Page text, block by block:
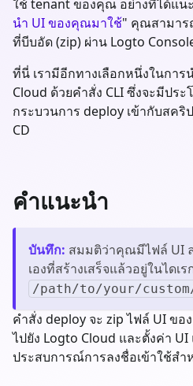
ใช้ tenant ของคุณ อย่างที่ได้แน
นำ UI ของคุณมาใช้" คุณสามาร
ที่บีบอัด (zip) ผ่าน Logto
ที่นี่ เรามีอีกทางเลือกหนึ่งในกา
Cloud ด้วยคำสั่ง CLI ซึ่งจะมีปร
กระบวนการ deploy เข้ากับสคริ
CD
คำแนะนำ
บันทึก: สมมติว่าคุณมีไฟล์ UI
เองที่สร้างเสร็จแล้วอยู่ในไดเ
/path/to/your/
คำสั่ง deploy จะ zip ไฟล์ UI ข
ไปยัง Logto Cloud และตั้งค่า
ประสบการณ์การลงชื่อเข้าใช้ส